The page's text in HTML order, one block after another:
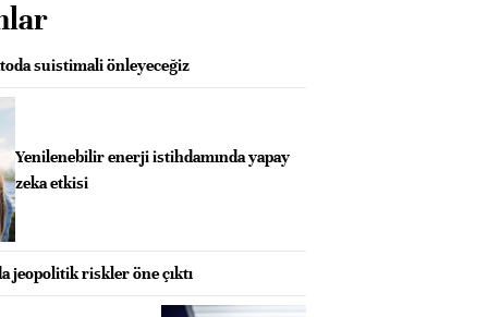
suistimali önleyeceğiz
Yenilenebilir enerji istihdamında yapay
zeka etkisi
jeopolitik riskler öne çıktı